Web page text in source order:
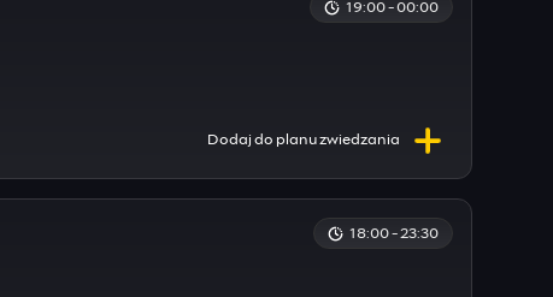
Dodaj do planuzwiedzania
19:00 - 00:00
18:00 - 23:30